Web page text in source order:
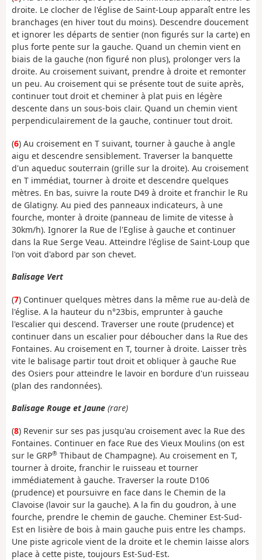
droite. Le clocher de l'église de Saint-Loup apparaît entre les
branchages (en hiver tout du moins). Descendre doucement
et ignorer les départs de sentier (non figurés sur la carte) en
plus forte pente sur la gauche. Quand un chemin vient en
biais de la gauche (non figuré non plus), prolonger vers la
droite. Au croisement suivant, prendre à droite et remonter
un peu. Au croisement qui se présente tout de suite après,
continuer tout droit et cheminer à plat puis en légère
descente dans un sous-bois clair. Quand un chemin vient
perpendiculairement de la gauche, continuer tout droit.
(6) Au croisement en T suivant, tourner à gauche à angle
aigu et descendre sensiblement. Traverser la banquette
d'un aqueduc souterrain (grille sur la droite). Au croisement
en T immédiat, tourner à droite et descendre quelques
mètres. En bas, suivre la route D49 à droite et franchir le Ru
de Glatigny. Au pied des panneaux indicateurs, à une
fourche, monter à droite (panneau de limite de vitesse à
30km/h). Ignorer la Rue de l'Eglise à gauche et continuer
dans la Rue Serge Veau. Atteindre l'église de Saint-Loup que
l'on voit d'abord par son chevet.
Balisage Vert
(7) Continuer quelques mètres dans la même rue au-delà de
l'église. A la hauteur du n°23bis, emprunter à gauche
l'escalier qui descend. Traverser une route (prudence) et
continuer dans un escalier pour déboucher dans la Rue des
Fontaines. Au croisement en T, tourner à droite. Laisser très
vite le balisage partir tout droit et obliquer à gauche Rue
des Osiers pour atteindre le lavoir en bordure d'un ruisseau
(plan des randonnées).
Balisage Rouge et Jaune (rare)
(8) Revenir sur ses pas jusqu'au croisement avec la Rue des
Fontaines. Continuer en face Rue des Vieux Moulins (on est
sur le GRP® Thibaut de Champagne). Au croisement en T,
tourner à droite, franchir le ruisseau et tourner
immédiatement à gauche. Traverser la route D106
(prudence) et poursuivre en face dans le Chemin de la
Clavoise (lavoir sur la gauche). A la fin du goudron, à une
fourche, prendre le chemin de gauche. Cheminer Est-Sud-
Est en lisière de bois à main gauche puis entre les champs.
Une piste agricole vient de la droite et le chemin laisse alors
place à cette piste, toujours Est-Sud-Est.